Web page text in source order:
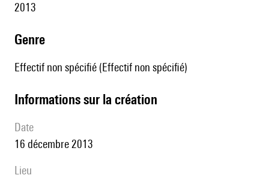
2013
genre
Effectif non spécifié (Effectif non spécifié)
informations sur la création
date
16 décembre 2013
lieu